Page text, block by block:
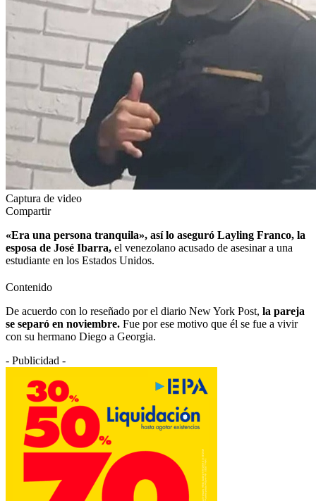
Captura de video
Compartir
«Era una persona tranquila», así lo aseguró Layling Franco, la
esposa de José Ibarra, el venezolano acusado de asesinar a una
estudiante en los Estados Unidos.
Contenido
De acuerdo con lo reseñado por el diario New York Post, la pareja
se separó en noviembre. Fue por ese motivo que él se fue a vivir
con su hermano Diego a Georgia.
- Publicidad -